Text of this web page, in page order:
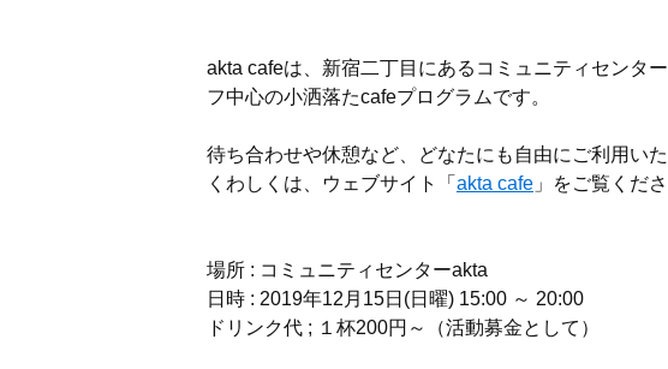
akta cafeは、新宿二丁目にあるコミュニティセンタ
フ中心の小洒落たcafeプログラムです。
待ち合わせや休憩など、どなたにも自由にご利用いた
くわしくは、ウェブサイト「 akta cafe 」をご覧くださ
場所 : コミュニティセンターakta
日時 : 2019年12月15日(日曜) 15:00 ～ 20:00
ドリンク代 ; １杯200円～（活動募金として）